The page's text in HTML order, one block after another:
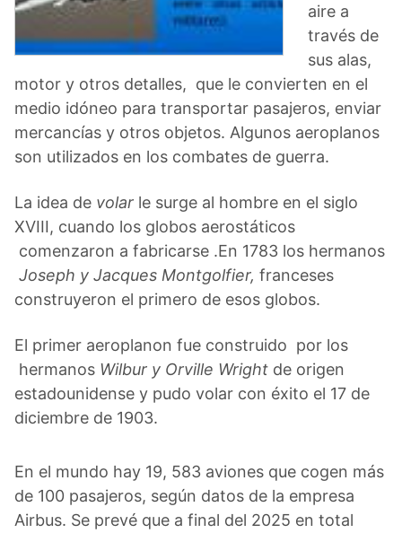
aire a
través de
sus alas,
motor y otros detalles, que le convierten en el
medio idóneo para transportar pasajeros, enviar
mercancías y otros objetos. Algunos aeroplanos
son utilizados en los combates de guerra.
La idea de volar le surge al hombre en el siglo
XVIII, cuando los globos aerostáticos
comenzaron a fabricarse .En 1783 los hermanos
Joseph y Jacques Montgolfier, franceses
construyeron el primero de esos globos.
El primer aeroplanon fue construido por los
hermanos Wilbur y Orville Wright de origen
estadounidense y pudo volar con éxito el 17 de
diciembre de 1903.
En el mundo hay 19, 583 aviones que cogen más
de 100 pasajeros, según datos de la empresa
Airbus. Se prevé que a final del 2025 en total